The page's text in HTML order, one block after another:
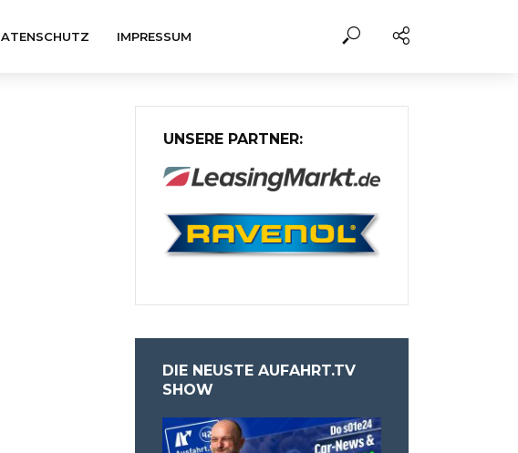
IMPRESSUM
UNSERE PARTNER:
DIE NEUSTE AUFAHRT.TV
SHOW